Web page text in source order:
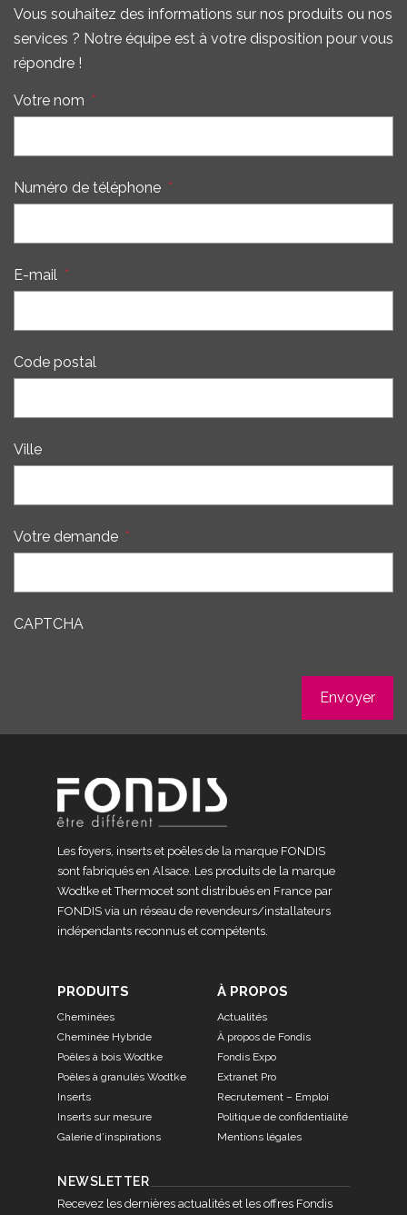
Vous souhaitez des informations sur nos produits ou nos
services ? Notre équipe est à votre disposition pour vous
répondre !
Votre nom *
Numéro de téléphone *
E-mail *
Code postal
Ville
Votre demande *
CAPTCHA
Les foyers, inserts et poêles de la marque FONDIS
sont fabriqués en Alsace. Les produits de la marque
Wodtke et Thermocet sont distribués en France par
FONDIS via un réseau de revendeurs/installateurs
indépendants reconnus et compétents.
PRODUITS
Cheminées
Cheminée Hybride
Poêles à bois Wodtke
Poêles à granulés Wodtke
Inserts
Inserts sur mesure
Galerie d’inspirations
À PROPOS
Actualités
À propos de Fondis
Fondis Expo
Extranet Pro
Recrutement – Emploi
Politique de confidentialité
Mentions légales
NEWSLETTER
Recevez les dernières actualités et les offres Fondis